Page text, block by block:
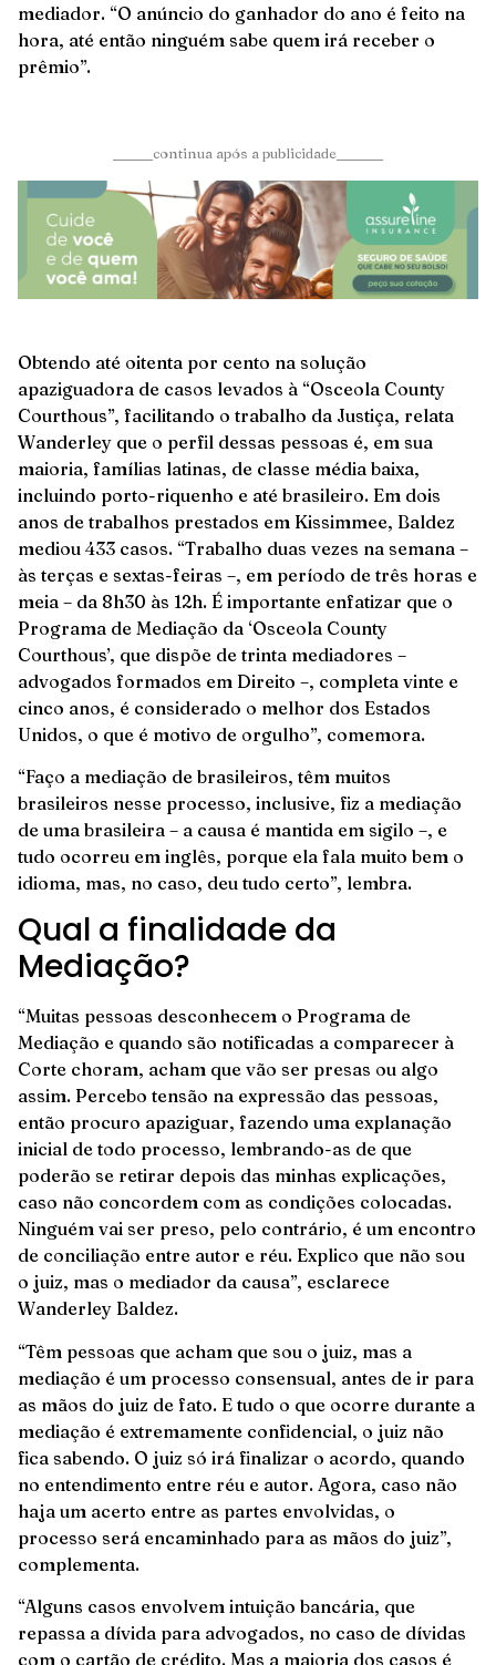
mediador. “O anúncio do ganhador do ano é feito na
hora, até então ninguém sabe quem irá receber o
prêmio”.
______continua após a publicidade_______
Obtendo até oitenta por cento na solução
apaziguadora de casos levados à “Osceola County
Courthous”, facilitando o trabalho da Justiça, relata
Wanderley que o perfil dessas pessoas é, em sua
maioria, famílias latinas, de classe média baixa,
incluindo porto-riquenho e até brasileiro. Em dois
anos de trabalhos prestados em Kissimmee, Baldez
mediou 433 casos. “Trabalho duas vezes na semana –
às terças e sextas-feiras –, em período de três horas e
meia – da 8h30 às 12h. É importante enfatizar que o
Programa de Mediação da ‘Osceola County
Courthous’, que dispõe de trinta mediadores –
advogados formados em Direito –, completa vinte e
cinco anos, é considerado o melhor dos Estados
Unidos, o que é motivo de orgulho”, comemora.
“Faço a mediação de brasileiros, têm muitos
brasileiros nesse processo, inclusive, fiz a mediação
de uma brasileira – a causa é mantida em sigilo –, e
tudo ocorreu em inglês, porque ela fala muito bem o
idioma, mas, no caso, deu tudo certo”, lembra.
Qual a finalidade da
Mediação?
“Muitas pessoas desconhecem o Programa de
Mediação e quando são notificadas a comparecer à
Corte choram, acham que vão ser presas ou algo
assim. Percebo tensão na expressão das pessoas,
então procuro apaziguar, fazendo uma explanação
inicial de todo processo, lembrando-as de que
poderão se retirar depois das minhas explicações,
caso não concordem com as condições colocadas.
Ninguém vai ser preso, pelo contrário, é um encontro
de conciliação entre autor e réu. Explico que não sou
o juiz, mas o mediador da causa”, esclarece
Wanderley Baldez.
“Têm pessoas que acham que sou o juiz, mas a
mediação é um processo consensual, antes de ir para
as mãos do juiz de fato. E tudo o que ocorre durante a
mediação é extremamente confidencial, o juiz não
fica sabendo. O juiz só irá finalizar o acordo, quando
no entendimento entre réu e autor. Agora, caso não
haja um acerto entre as partes envolvidas, o
processo será encaminhado para as mãos do juiz”,
complementa.
“Alguns casos envolvem intuição bancária, que
repassa a dívida para advogados, no caso de dívidas
com o cartão de crédito. Mas a maioria dos casos é